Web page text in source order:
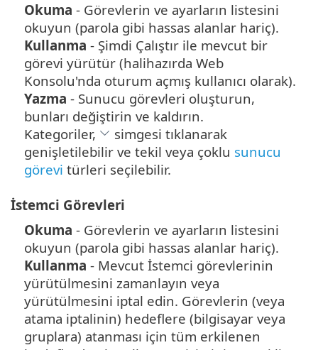
Okuma - Görevlerin ve ayarların listesini
okuyun (parola gibi hassas alanlar hariç).
Kullanma - Şimdi Çalıştır ile mevcut bir
görevi yürütür (halihazırda Web
Konsolu'nda oturum açmış kullanıcı olarak).
Yazma - Sunucu görevleri oluşturun,
bunları değiştirin ve kaldırın.
Kategoriler,
simgesi tıklanarak
genişletilebilir ve tekil veya çoklu sunucu
görevi türleri seçilebilir.
İstemci Görevleri
Okuma - Görevlerin ve ayarların listesini
okuyun (parola gibi hassas alanlar hariç).
Kullanma - Mevcut İstemci görevlerinin
yürütülmesini zamanlayın veya
yürütülmesini iptal edin. Görevlerin (veya
atama iptalinin) hedeflere (bilgisayar veya
gruplara) atanması için tüm erkilenen